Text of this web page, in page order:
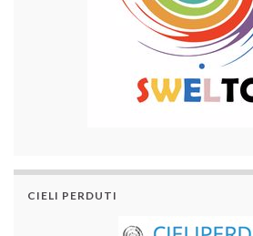
CIELI PERDUTI